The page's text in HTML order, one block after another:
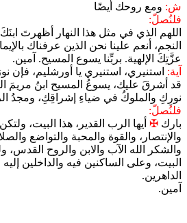
ش: ومع روحك أيضًا
فلنُصلّ:
اللهم الذي في مثل هذا النهار أظهرتَ
النجم، أنعم علينا نحن الذين عرفناك
عزَّتِكَ الإلهية. بربِّنا يسوع المسيح. آمين.
آية: استنيري، استنيري يا أورشليم، فإن
قد أشرقَ عليك، يسوعُ المسيح ابنُ مريمَ
نورِكِ والملوكُ في ضياءِ إشراقِكِ، ومجدُ
فلنُصلّ:
بارك ✠ أيها الرب القدير، هذا البيت،
والإنتصار، والقوة والمحبة والتواضع
والشكر الله الآب والابن والروح القدس،
البيت، وعلى الساكنين فيه والداخلين
الداهرين.
آمين.